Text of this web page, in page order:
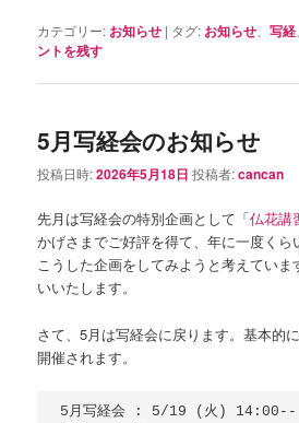
カテゴリー: お知らせ | タグ: お知らせ 、写経
ントを残す
5月写経会のお知らせ
投稿日時:2026年5月18日 投稿者:cancan
先月は写経会の特別企画として「仏花講
かげさまでご好評を得て、年に一度くら
こうした企画をしてみようと考えてい
いいたします。
さて、5月は写経会に戻ります。基本的
開催されます。
5月写経会 : 5/19 (火) 14:00--